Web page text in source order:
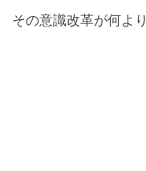
その意識改革が何よ